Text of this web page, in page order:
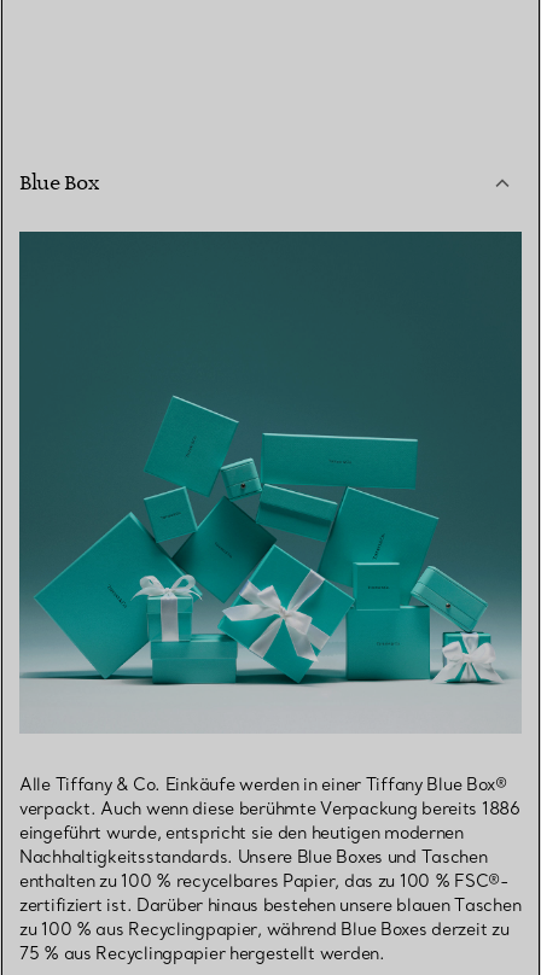
Blue Box
Alle Tiffany & Co. Einkäufe werden in einer Tiffany Blue Box®
verpackt. Auch wenn diese berühmte Verpackung bereits 1886
eingeführt wurde, entspricht sie den heutigen modernen
Nachhaltigkeitsstandards. Unsere Blue Boxes und Taschen
enthalten zu 100 % recycelbares Papier, das zu 100 % FSC®-
zertifiziert ist. Darüber hinaus bestehen unsere blauen Taschen
zu 100 % aus Recyclingpapier, während Blue Boxes derzeit zu
75 % aus Recyclingpapier hergestellt werden.